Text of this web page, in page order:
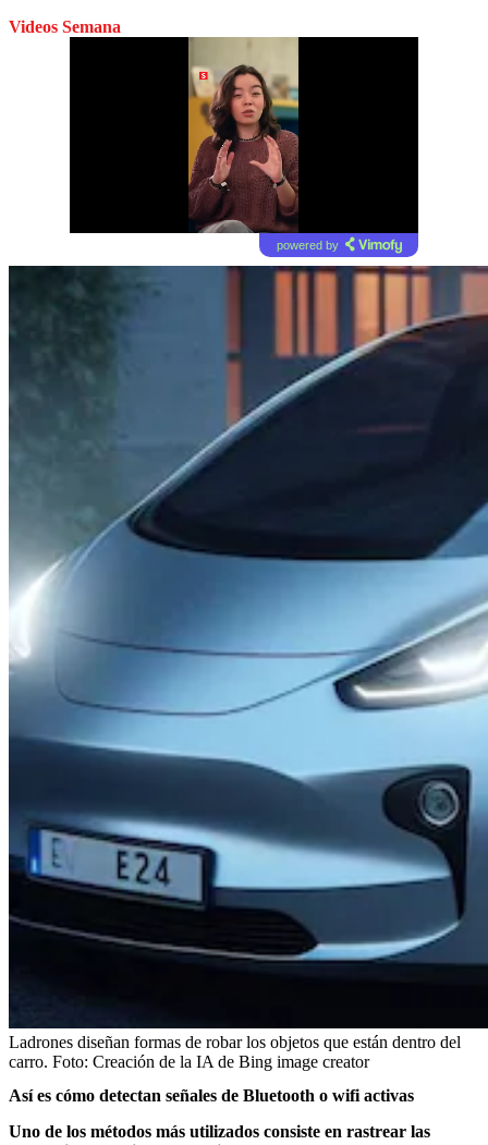
Videos Semana
powered by
Ladrones diseñan formas de robar los objetos que están dentro del
carro. Foto: Creación de la IA de Bing image creator
Así es cómo detectan señales de Bluetooth o wifi activas
Uno de los métodos más utilizados consiste en rastrear las